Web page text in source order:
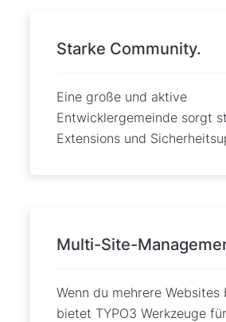
Starke Community.
Eine große und aktive
Entwicklergemeinde sorgt
Extensions und
Multi-Site-
Wenn du mehrere Websites
bietet TYPO3 Werkzeuge